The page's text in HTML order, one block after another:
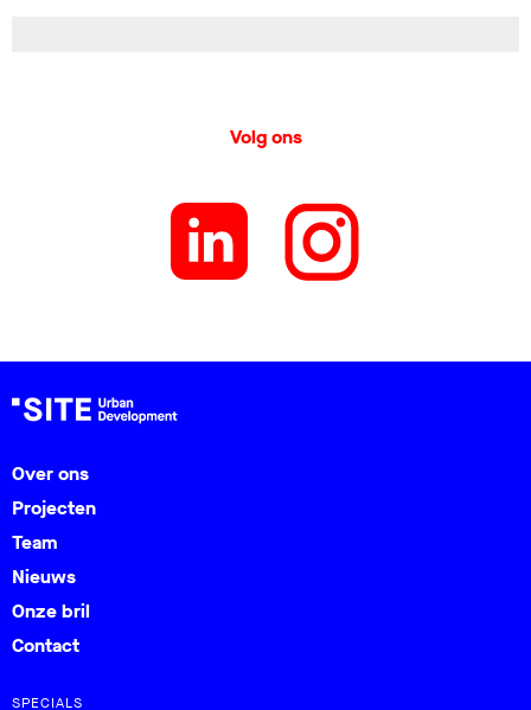
Volg ons
Over ons
Projecten
Team
Nieuws
Onze bril
Contact
SPECIALS